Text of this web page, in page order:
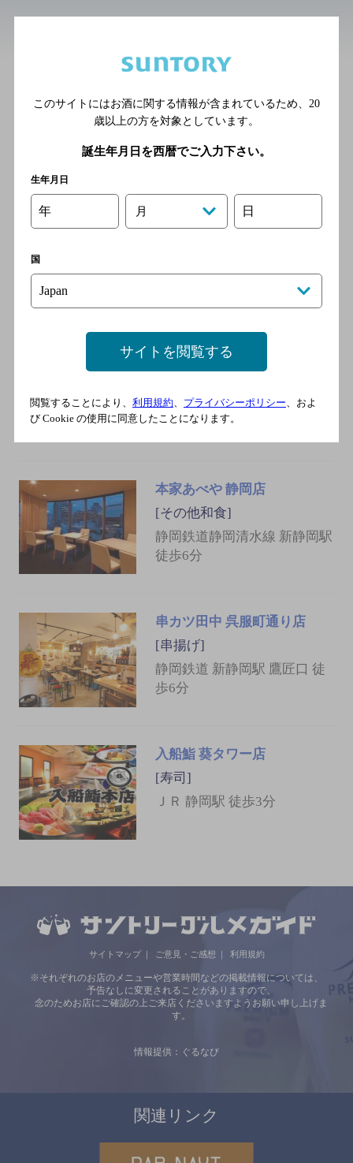
替町店
[焼き鳥]
静岡鉄道静岡清水線 新静岡駅
東海道線 静岡駅より徒歩5
寿司居酒屋 や台ずし 両替町
ＪＲ 静岡駅 北口 徒歩4分
本家あべや 静岡店
[その他和食]
静岡鉄道静岡清水線 新静岡駅
徒歩6分
串カツ田中 呉服町通り店
[串揚げ]
静岡鉄道 新静岡駅 鷹匠口 徒
歩6分
入船鮨 葵タワー店
[寿司]
ＪＲ 静岡駅 徒歩3分
サイトマップ ご意見・ご感想 利用規約
※それぞれのお店のメニューや営業時間などの掲載情報については、
予告なしに変更されることがありますので、
念のためお店にご確認の上ご来店くださいますようお願い申し上げま
す。
情報提供：ぐるなび
関連リンク
このサイトにはお酒に関する情報が含まれているため、 20
歳以上の方を対象としています。
誕生年月日を西暦でご入力下さい。
生年月日
年 月 日
国
サイトを閲覧する
閲覧することにより、 利用規約 プライバシーポリシー 、およ
び Cookie の使用に同意したことになります。